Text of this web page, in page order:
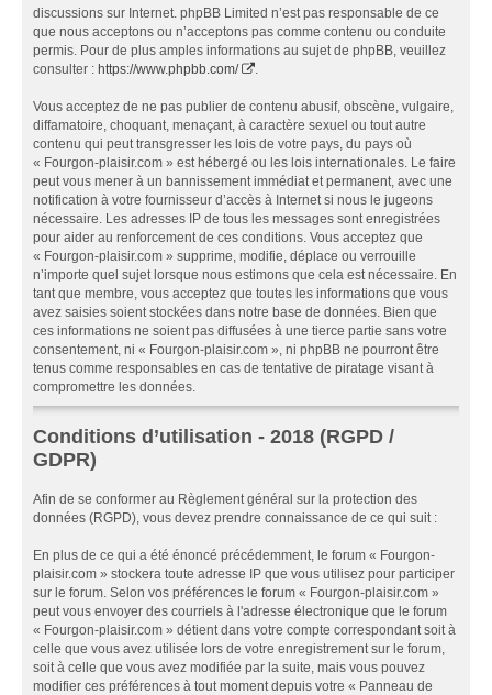
discussions sur Internet. phpBB Limited n’est pas responsable de ce
que nous acceptons ou n’acceptons pas comme contenu ou conduite
permis. Pour de plus amples informations au sujet de phpBB, veuillez
consulter : https://www.phpbb.com/
Vous acceptez de ne pas publier de contenu abusif, obscène, vulgaire,
diffamatoire, choquant, menaçant, à caractère sexuel ou tout autre
contenu qui peut transgresser les lois de votre pays, du pays où
« Fourgon-plaisir.com » est hébergé ou les lois internationales. Le faire
peut vous mener à un bannissement immédiat et permanent, avec une
notification à votre fournisseur d’accès à Internet si nous le jugeons
nécessaire. Les adresses IP de tous les messages sont enregistrées
pour aider au renforcement de ces conditions. Vous acceptez que
« Fourgon-plaisir.com » supprime, modifie, déplace ou verrouille
n’importe quel sujet lorsque nous estimons que cela est nécessaire. En
tant que membre, vous acceptez que toutes les informations que vous
avez saisies soient stockées dans notre base de données. Bien que
ces informations ne soient pas diffusées à une tierce partie sans votre
consentement, ni « Fourgon-plaisir.com », ni phpBB ne pourront être
tenus comme responsables en cas de tentative de piratage visant à
compromettre les données.
Conditions d’utilisation - 2018 (RGPD /
GDPR)
Afin de se conformer au Règlement général sur la protection des
données (RGPD), vous devez prendre connaissance de ce qui suit :
En plus de ce qui a été énoncé précédemment, le forum « Fourgon-
plaisir.com » stockera toute adresse IP que vous utilisez pour participer
sur le forum. Selon vos préférences le forum « Fourgon-plaisir.com »
peut vous envoyer des courriels à l'adresse électronique que le forum
« Fourgon-plaisir.com » détient dans votre compte correspondant soit à
celle que vous avez utilisée lors de votre enregistrement sur le forum,
soit à celle que vous avez modifiée par la suite, mais vous pouvez
modifier ces préférences à tout moment depuis votre « Panneau de